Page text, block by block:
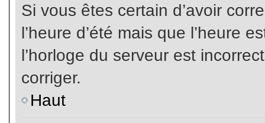
Si vous êtes certain d’avoir
l’heure d’été mais que l’heure
l’horloge du serveur est
corriger.
Haut